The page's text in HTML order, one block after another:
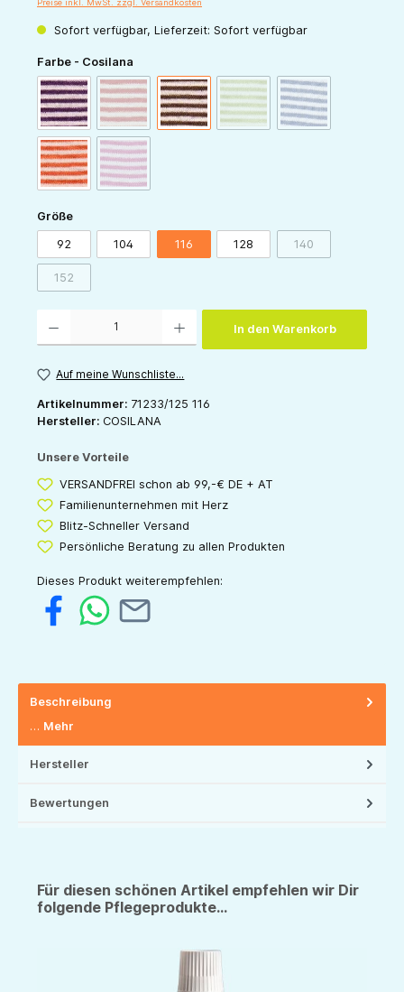
Preise inkl. MwSt. zzgl. Versandkosten
Sofort verfügbar, Lieferzeit: Sofort verfügbar
Farbe - Cosilana
pflaume-naturrot-natur
(Diese Option ist zurzeit nicht verfügbar.)
schoko-naturgrün-natur
(Diese Option ist zurzeit nicht
marine-natur
(Diese Option ist
orange-naturpink-natur
(Diese Option ist zurzeit nicht verfügbar.)
Größeauswählen
92 104 116 128 140(Diese Option ist
152(Diese Option ist zurzeit nicht verfügbar.)
In den Warenkorb
Auf meine Wunschliste...
Artikelnummer: 71233/125 116
Hersteller: COSILANA
Unsere Vorteile
VERSANDFREI schon ab 99,-€ DE + AT
Familienunternehmen mit Herz
Blitz-Schneller Versand
Persönliche Beratung zu allen Produkten
Dieses Produkt weiterempfehlen:
Beschreibung
… Mehr
Hersteller
Bewertungen
Für diesen schönen Artikel empfehlen wir Dir
folgende Pflegeprodukte...